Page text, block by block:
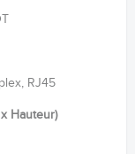
RJ45
Hauteur)